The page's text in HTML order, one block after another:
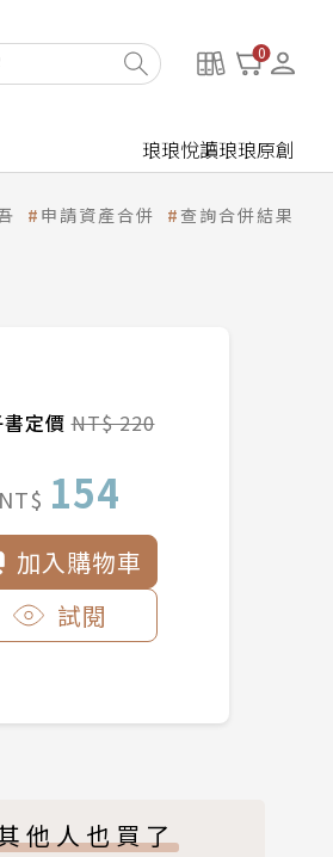
0
琅琅悅讀琅琅原創
申請資產合併 查詢合併結果
書定價NT$ 220
NT$ 154
加入購物車
試閱
他人也買了